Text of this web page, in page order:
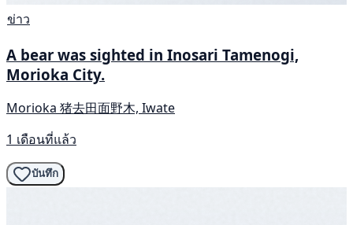
ข่าว
A bear was sighted in Inosari Tamenogi,
Morioka City.
Morioka 猪去田面野木, Iwate
1 เดือนที่แล้ว
บันทึก